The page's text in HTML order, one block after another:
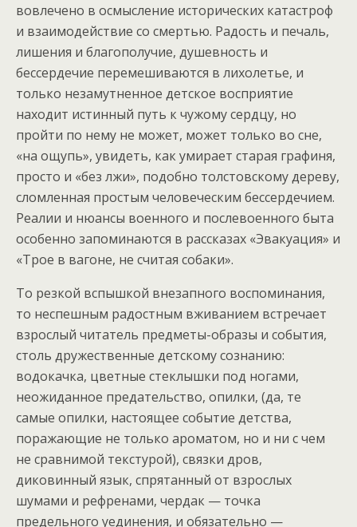
вовлечено в осмысление исторических катастроф
и взаимодействие со смертью. Радость и печаль,
лишения и благополучие, душевность и
бессердечие перемешиваются в лихолетье, и
только незамутненное детское восприятие
находит истинный путь к чужому сердцу, но
пройти по нему не может, может только во сне,
«на ощупь», увидеть, как умирает старая графиня,
просто и «без лжи», подобно толстовскому дереву,
сломленная простым человеческим бессердечием.
Реалии и нюансы военного и послевоенного быта
особенно запоминаются в рассказах «Эвакуация» и
«Трое в вагоне, не считая собаки».
То резкой вспышкой внезапного воспоминания,
то неспешным радостным вживанием встречает
взрослый читатель предметы-образы и события,
столь дружественные детскому сознанию:
водокачка, цветные стеклышки под ногами,
неожиданное предательство, опилки, (да, те
самые опилки, настоящее событие детства,
поражающие не только ароматом, но и ни с чем
не сравнимой текстурой), связки дров,
диковинный язык, спрятанный от взрослых
шумами и рефренами, чердак — точка
предельного уединения, и обязательно —